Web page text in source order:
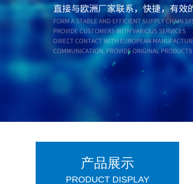
产品展示
PRODUCT DISPLAY